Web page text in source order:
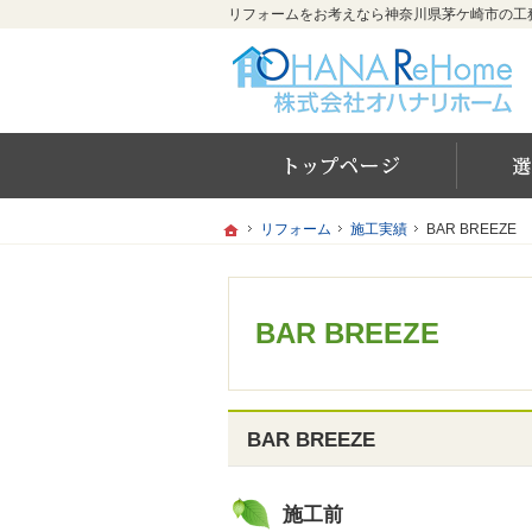
ホーム
リフォーム 施工実績 BAR BREEZE
BAR BREEZE
BAR BREEZE
施工前
ホーム
リフォーム 施工実績 BAR BREEZE